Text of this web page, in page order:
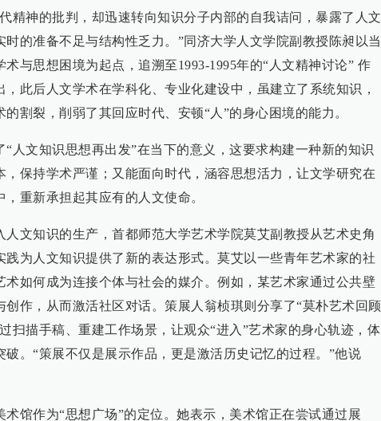
精神的批判，却迅速转向知识分子内部的自我诘问，暴露了人文
时的准备不足与结构性乏力。”同济大学人文学院副教授陈昶以当
术与思想困境为起点，追溯至1993-1995年的“人文精神讨论” 作
，此后人文学术在学科化、专业化建设中，虽建立了系统知识，
割裂，削弱了其回应时代、安顿“人”的身心困境的能力。
“人文知识思想再出发”在当下的意义，这要求构建一种新的知识
，保持学术严谨；又能面向时代，涵容思想活力，让文学研究在
，重新承担起其应有的人文使命。
人文知识的生产，首都师范大学艺术学院莫艾副教授从艺术史角
践为人文知识提供了新的表达形式。莫艾以一些青年艺术家的社
术如何成为连接个体与社会的媒介。例如，某艺术家通过公共壁
创作，从而激活社区对话。策展人翁桢琪则分享了“莫朴艺术回顾
扫描手稿、重建工作场景，让观众“进入”艺术家的身心轨迹，体
破。“策展不仅是展示作品，更是激活历史记忆的过程。”他说
术馆作为“思想广场”的定位。她表示，美术馆正在尝试通过展